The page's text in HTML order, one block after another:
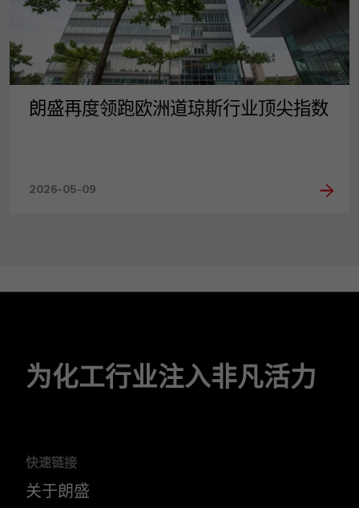
朗盛再度领跑欧洲道琼斯行业顶尖指数
2026-05-09
为化工行业注入非凡活力
快速链接
关于朗盛